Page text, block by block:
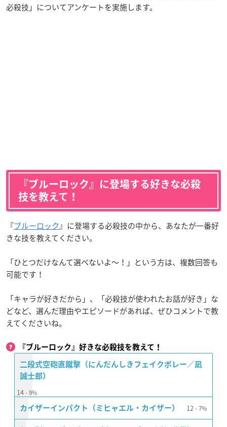
必殺技」についてアンケートを実施します。
『ブルーロック』に登場する好きな必殺
技を教えて！
『ブルーロック』に登場する必殺技の中から、あなたが一番好
きな技を教えてください。
「ひとつだけなんて選べないよ〜！」という方は、複数回答も
可能です！
「キャラが好きだから」、「必殺技が使われたお話が好き」な
どなど、選んだ理由やエピソードがあれば、ぜひコメントで教
えてくださいね。
『ブルーロック』好きな必殺技を教えて！
二段式空砲直蹴撃（にんだんしきフェイクボレー／凪
誠士郎）
14 9%
カイザーインパクト（ミヒャエル・カイザー） 12 7%